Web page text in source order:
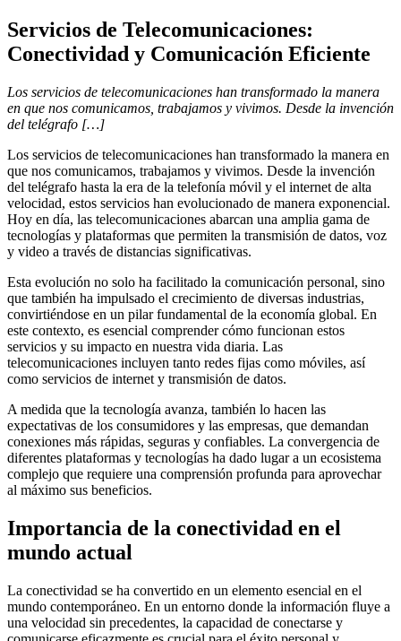
Servicios de Telecomunicaciones:
Conectividad y Comunicación Eficiente
Los servicios de telecomunicaciones han transformado la manera
en que nos comunicamos, trabajamos y vivimos. Desde la invención
del telégrafo […]
Los servicios de telecomunicaciones han transformado la manera en
que nos comunicamos, trabajamos y vivimos. Desde la invención
del telégrafo hasta la era de la telefonía móvil y el internet de alta
velocidad, estos servicios han evolucionado de manera exponencial.
Hoy en día, las telecomunicaciones abarcan una amplia gama de
tecnologías y plataformas que permiten la transmisión de datos, voz
y video a través de distancias significativas.
Esta evolución no solo ha facilitado la comunicación personal, sino
que también ha impulsado el crecimiento de diversas industrias,
convirtiéndose en un pilar fundamental de la economía global. En
este contexto, es esencial comprender cómo funcionan estos
servicios y su impacto en nuestra vida diaria. Las
telecomunicaciones incluyen tanto redes fijas como móviles, así
como servicios de internet y transmisión de datos.
A medida que la tecnología avanza, también lo hacen las
expectativas de los consumidores y las empresas, que demandan
conexiones más rápidas, seguras y confiables. La convergencia de
diferentes plataformas y tecnologías ha dado lugar a un ecosistema
complejo que requiere una comprensión profunda para aprovechar
al máximo sus beneficios.
Importancia de la conectividad en el
mundo actual
La conectividad se ha convertido en un elemento esencial en el
mundo contemporáneo. En un entorno donde la información fluye a
una velocidad sin precedentes, la capacidad de conectarse y